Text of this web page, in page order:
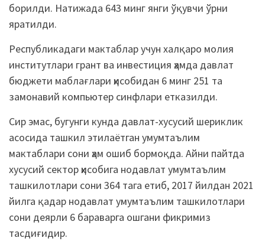
борилди. Натижада 643 минг янги ўқувчи ўрни
яратилди.
Республикадаги мактаблар учун халқаро молия
институтлари грант ва инвестиция ҳамда давлат
бюджети маблағлари ҳисобидан 6 минг 251 та
замонавий компьютер синфлари етказилди.
Сир эмас, бугунги кунда давлат-хусусий шериклик
асосида ташкил этилаётган умумтаълим
мактаблари сони ҳам ошиб бормоқда. Айни пайтда
хусусий сектор ҳисобига нодавлат умумтаълим
ташкилотлари сони 364 тага етиб, 2017 йилдан 2021
йилга қадар нодавлат умумтаълим ташкилотлари
сони деярли 6 бараварга ошгани фикримиз
тасдиғидир.